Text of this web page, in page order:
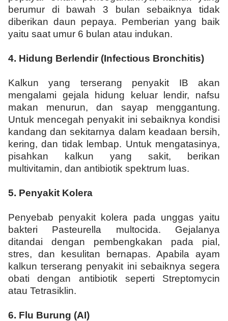
berumur di bawah 3 bulan sebaiknya tidak
diberikan daun pepaya. Pemberian yang baik
yaitu saat umur 6 bulan atau indukan.
4. Hidung Berlendir (Infectious Bronchitis)
Kalkun yang terserang penyakit IB akan
mengalami gejala hidung keluar lendir, nafsu
makan menurun, dan sayap menggantung.
Untuk mencegah penyakit ini sebaiknya kondisi
kandang dan sekitarnya dalam keadaan bersih,
kering, dan tidak lembap. Untuk mengatasinya,
pisahkan kalkun yang sakit, berikan
multivitamin, dan antibiotik spektrum luas.
5. Penyakit Kolera
Penyebab penyakit kolera pada unggas yaitu
bakteri Pasteurella multocida. Gejalanya
ditandai dengan pembengkakan pada pial,
stres, dan kesulitan bernapas. Apabila ayam
kalkun terserang penyakit ini sebaiknya segera
obati dengan antibiotik seperti Streptomycin
atau Tetrasiklin.
6. Flu Burung (AI)